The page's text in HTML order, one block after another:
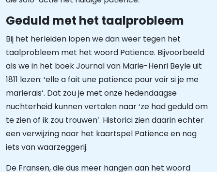
Geduld met het taalprobleem
Bij het herleiden lopen we dan weer tegen het
taalprobleem met het woord Patience. Bijvoorbeeld
als we in het boek Journal van Marie-Henri Beyle uit
1811 lezen: ‘elle a fait une patience pour voir si je me
marierais’. Dat zou je met onze hedendaagse
nuchterheid kunnen vertalen naar ‘ze had geduld om
te zien of ik zou trouwen’. Historici zien daarin echter
een verwijzing naar het kaartspel Patience en nog
iets van waarzeggerij.
De Fransen, die dus meer hangen aan het woord